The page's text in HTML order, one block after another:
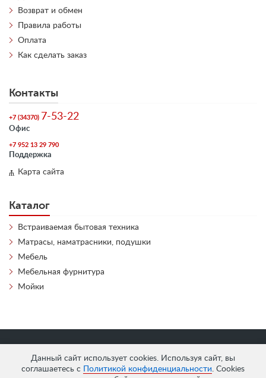
Данный сайт использует cookies. Используя сайт, вы
соглашаетесь с
Политикой конфиденциальности. Cookies
Возврат и обмен
Правила работы
Оплата
Как сделать заказ
Контакты
+7 (34370) 7-53-22
Офис
+7 952 13 29 790
Поддержка
Карта сайта
Каталог
Встраиваемая бытовая техника
Матрасы, наматрасники, подушки
Мебель
Мебельная фурнитура
Мойки